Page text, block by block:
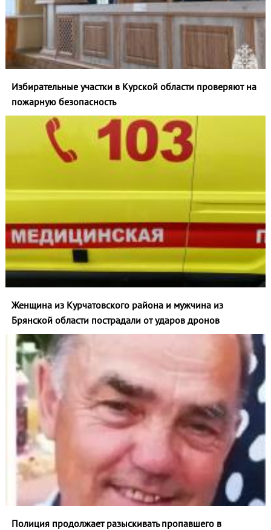
Избирательные участки в Курской области проверяют на
пожарную безопасность
Женщина из Курчатовского района и мужчина из
Брянской области пострадали от ударов дронов
Полиция продолжает разыскивать пропавшего в